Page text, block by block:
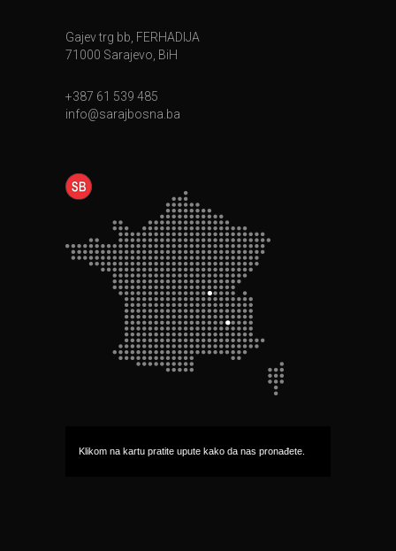
Gajev trg bb, FERHADIJA
71000 Sarajevo, BiH
+387 61 539 485
info@sarajbosna.ba
Klikom na kartu pratite upute kako da nas pronađete.